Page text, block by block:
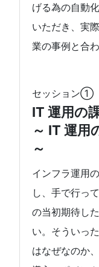
げる為の自動
いただき、実
業の事例と合
セッション①
IT 運用の
～ IT 運用
～
インフラ運用
し、手で行っ
の当初期待し
い。そういっ
はなぜなのか